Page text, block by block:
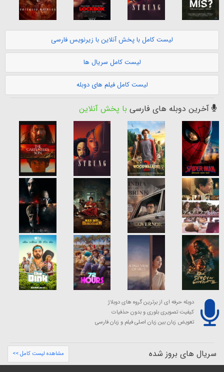
لیست کامل با پخش آنلاین با زیرنویس فارسی
لیست کامل سریال ها
لیست کامل فیلم های دوبله
آخرین دوبله های فارسی با پخش آنلاین
دوبله حرفه ای از برترین گروه های دوبلاژ
کیفیت تصویری بلوری و بدون حذفیات
تعویض زبان بین زبان اصلی فیلم و زبان فارسی
سریال های بروز شده مشاهده لیست کامل >>